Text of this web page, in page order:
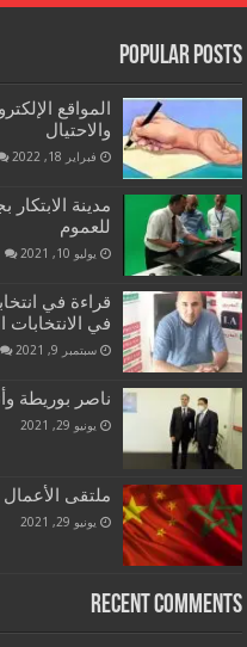
Popular Posts
المواقع
والاحتيال
فبراير 18, 2022
مدينة الابتكار
للعموم
يوليو 10, 2021
في الانتخابات
سبتمبر 9, 2021
ناصر بوريطة
يونيو 29, 2021
ملتقى الأعمال
يونيو 29, 2021
Recent Comments